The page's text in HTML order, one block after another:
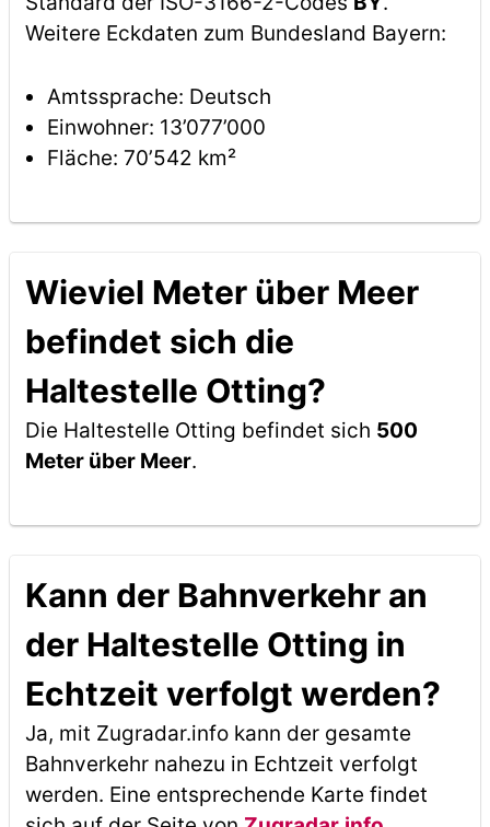
Weitere Eckdaten zum Bundesland Bayern:
Amtssprache: Deutsch
Einwohner: 13’077’000
Fläche: 70’542 km²
Wieviel Meter über Meer
befindet sich die
Haltestelle Otting?
Die Haltestelle Otting befindet sich 500
Meter über Meer.
Kann der Bahnverkehr an
der Haltestelle Otting in
Echtzeit verfolgt werden?
Ja, mit Zugradar.info kann der gesamte
Bahnverkehr nahezu in Echtzeit verfolgt
werden. Eine entsprechende Karte findet